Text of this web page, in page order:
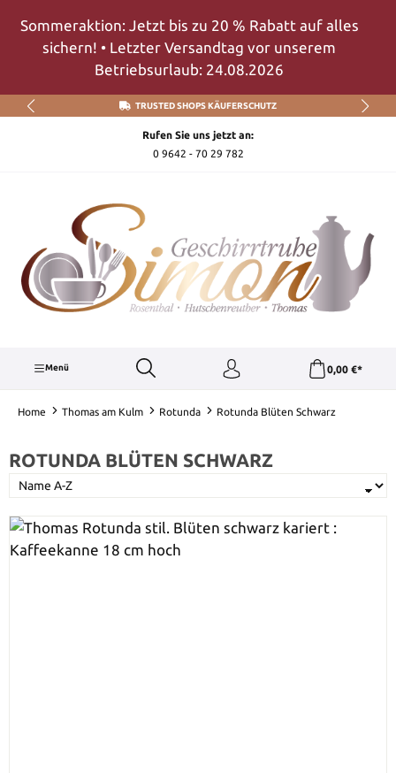
Zum Hauptinhalt springen
Sommeraktion: Jetzt bis zu 20 % Rabatt auf alles
sichern! • Letzter Versandtag vor unserem
Betriebsurlaub: 24.08.2026
TRUSTED SHOPS KÄUFERSCHUTZ
Rufen Sie uns jetzt an:
0 9642 - 70 29 782
Menü 0,00 €*
Home Thomas am Kulm Rotunda Rotunda Blüten Schwarz
ROTUNDA BLÜTEN SCHWARZ